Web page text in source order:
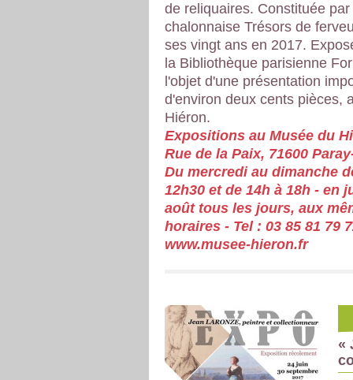
de reliquaires. Constituée
chalonnaise Trésors de
ses vingt ans en 2017.
la Bibliothèque parisienne
l'objet d'une présentation
d'environ deux cents pièces,
Hiéron.
Expositions au Musée du
Rue de la Paix, 71600
Du mercredi au dimanche
12h30 et de 14h à 18h - en
août tous les jours, aux
horaires - Tel : 03 85 81 79
www.musee-hieron.fr
«